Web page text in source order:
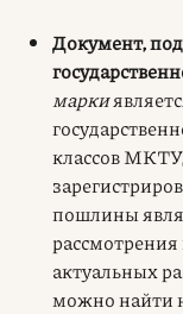
Документ,
марки
классов
пошлины
актуальных
можно найти